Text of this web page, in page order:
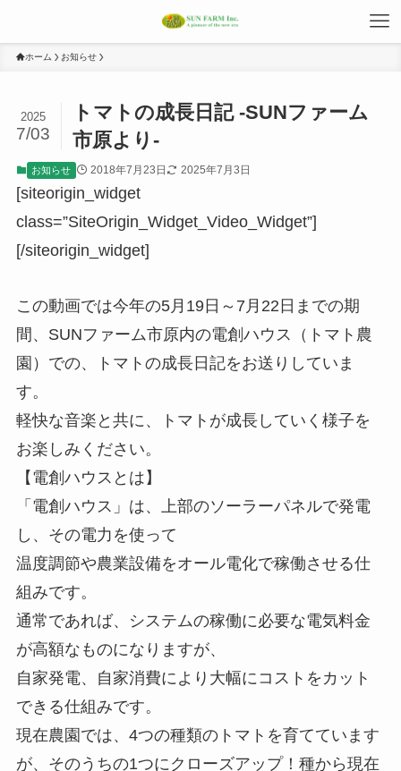
ホーム お知らせ
トマトの成長日記 -SUNファーム
市原より-
2025
7/03
お知らせ 2018年7月23日 2025年7月3日
[siteorigin_widget
class=”SiteOrigin_Widget_Video_Widget”]
[/siteorigin_widget]
この動画では今年の5月19日～7月22日までの期
間、SUNファーム市原内の電創ハウス（トマト農
園）での、トマトの成長日記をお送りしていま
す。
軽快な音楽と共に、トマトが成長していく様子を
お楽しみください。
【電創ハウスとは】
「電創ハウス」は、上部のソーラーパネルで発電
し、その電力を使って
温度調節や農業設備をオール電化で稼働させる仕
組みです。
通常であれば、システムの稼働に必要な電気料金
が高額なものになりますが、
自家発電、自家消費により大幅にコストをカット
できる仕組みです。
現在農園では、4つの種類のトマトを育てています
が、そのうちの1つにクローズアップ！種から現在